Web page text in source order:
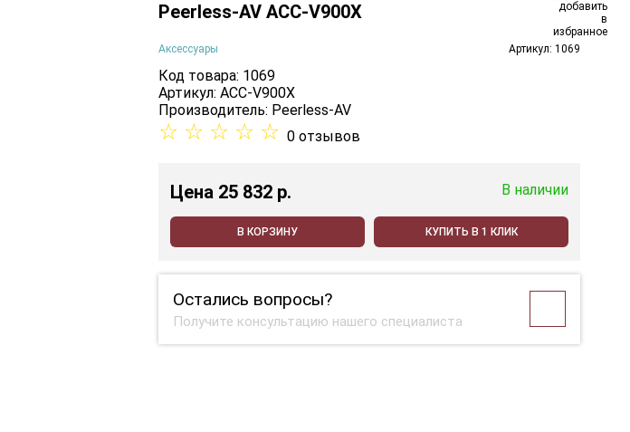
Peerless-AV ACC-V900X
Аксессуары Артикул: 1069
Код товара: 1069
Артикул: ACC-V900X
Производитель: Peerless-AV
☆ ☆ ☆ ☆ ☆ 0 отзывов
Цена 25 832 p. В наличии
В КОРЗИНУ КУПИТЬ В 1 КЛИК
Остались вопросы?
Получите консультацию нашего специалиста